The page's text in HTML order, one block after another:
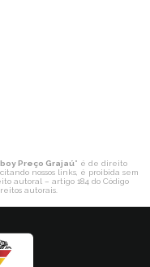
Preço Grajaú" é de direito
nossos links, é proibida sem
autoral – artigo 184 do Código
autorais